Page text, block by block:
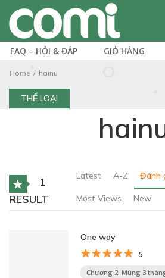
FAQ – HỎI & ĐÁP GIỎ HÀNG
Home hainu
THỂ LOẠI
1
RESULT
Latest A-Z Đánh
Most Views New
One way
5
Chương 2: Mùng 3